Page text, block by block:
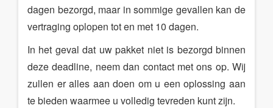
dagen bezorgd, maar in sommige gevallen kan de
vertraging oplopen tot en met 10 dagen.
In het geval dat uw pakket niet is bezorgd binnen
deze deadline, neem dan contact met ons op. Wij
zullen er alles aan doen om u een oplossing aan
te bieden waarmee u volledig tevreden kunt zijn.